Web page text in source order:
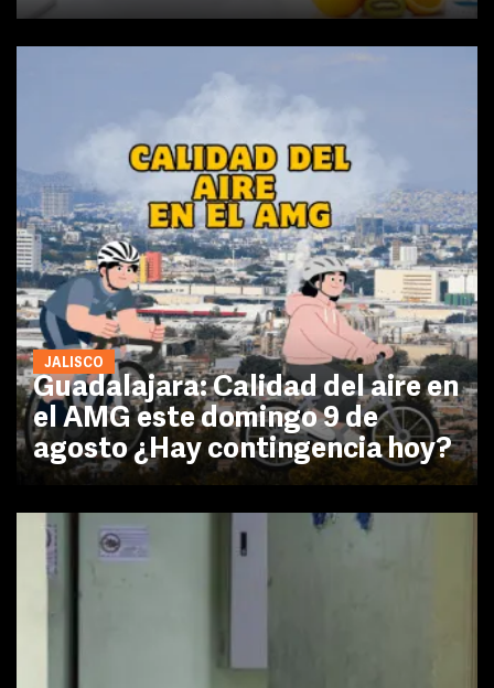
JALISCO
Guadalajara: Calidad del aire en
el AMG este domingo 9 de
agosto ¿Hay contingencia hoy?